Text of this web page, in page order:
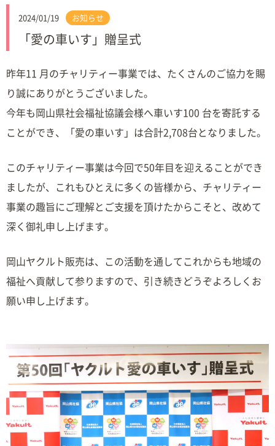
2024/01/19 お知らせ
「愛の車いす」贈呈式
昨年11 月のチャリティー事業では、たくさんのご協力を賜
り誠にありがとうございました。
今年も岡山県社会福祉協議会様へ車いす100 台を寄託する
ことができ、「愛の車いす」は合計2,708台となりました。
このチャリティー事業は今回で50年目を迎えることができ
ましたが、これもひとえに多くの皆様から、チャリティー
事業の趣旨にご理解とご支援を頂けたからこそと、改めて
深く御礼申し上げます。
岡山ヤクルト販売は、この活動を通してこれからも地域の
福祉へ貢献して参りますので、引き続きどうぞよろしくお
願い申し上げます。